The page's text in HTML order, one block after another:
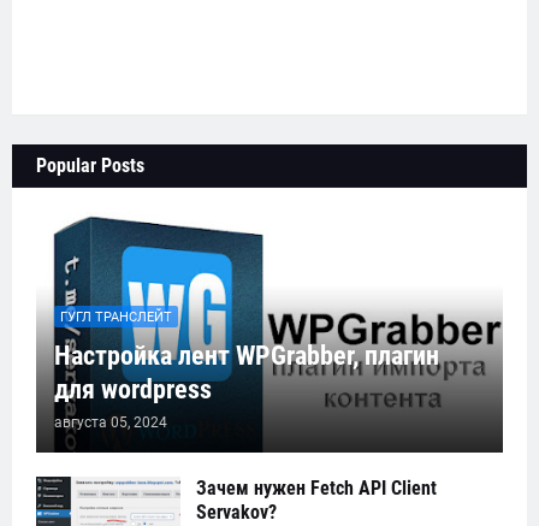
Popular Posts
ГУГЛ ТРАНСЛЕЙТ
Настройка лент WPGrabber, плагин
для wordpress
августа 05, 2024
Зачем нужен Fetch API Client
Servakov?